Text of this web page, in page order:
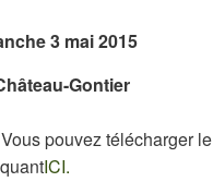
3 mai 2015
Gontier
pouvez télécharger le
ICI.